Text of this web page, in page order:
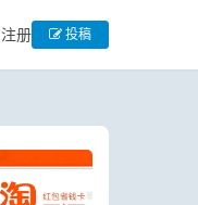
注册 投稿